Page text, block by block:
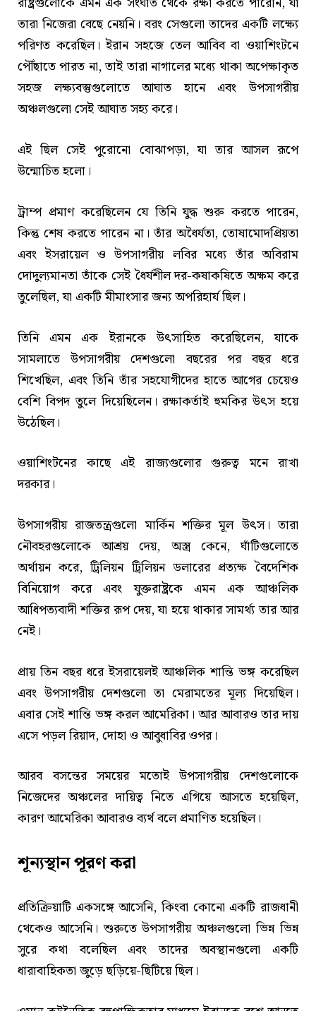
তারা নিজেরা বেছে নেয়নি। বরং সেগুলো তাদের একটি লক্ষ্যে
পরিণত করেছিল। ইরান সহজে তেল আবিব বা ওয়াশিংটনে
পৌঁছাতে পারত না, তাই তারা নাগালের মধ্যে থাকা অপেক্ষাকৃত
সহজ লক্ষ্যবস্তুগুলোতে আঘাত হানে এবং উপসাগরীয়
অঞ্চলগুলো সেই আঘাত সহ্য করে।
এই ছিল সেই পুরোনো বোঝাপড়া, যা তার আসল রূপে
উন্মোচিত হলো।
ট্রাম্প প্রমাণ করেছিলেন যে তিনি যুদ্ধ শুরু করতে পারেন,
কিন্তু শেষ করতে পারেন না। তাঁর অধৈর্যতা, তোষামোদপ্রিয়তা
এবং ইসরায়েল ও উপসাগরীয় লবির মধ্যে তাঁর অবিরাম
দোদুল্যমানতা তাঁকে সেই ধৈর্যশীল দর-কষাকষিতে অক্ষম করে
তুলেছিল, যা একটি মীমাংসার জন্য অপরিহার্য ছিল।
তিনি এমন এক ইরানকে উৎসাহিত করেছিলেন, যাকে
সামলাতে উপসাগরীয় দেশগুলো বছরের পর বছর ধরে
শিখেছিল, এবং তিনি তাঁর সহযোগীদের হাতে আগের চেয়েও
বেশি বিপদ তুলে দিয়েছিলেন। রক্ষাকর্তাই হুমকির উৎস হয়ে
উঠেছিল।
ওয়াশিংটনের কাছে এই রাজ্যগুলোর গুরুত্ব মনে রাখা
দরকার।
উপসাগরীয় রাজতন্ত্রগুলো মার্কিন শক্তির মূল উৎস। তারা
নৌবহরগুলোকে আশ্রয় দেয়, অস্ত্র কেনে, ঘাঁটিগুলোতে
অর্থায়ন করে, ট্রিলিয়ন ট্রিলিয়ন ডলারের প্রত্যক্ষ বৈদেশিক
বিনিয়োগ করে এবং যুক্তরাষ্ট্রকে এমন এক আঞ্চলিক
আধিপত্যবাদী শক্তির রূপ দেয়, যা হয়ে থাকার সামর্থ্য তার আর
নেই।
প্রায় তিন বছর ধরে ইসরায়েলই আঞ্চলিক শান্তি ভঙ্গ করেছিল
এবং উপসাগরীয় দেশগুলো তা মেরামতের মূল্য দিয়েছিল।
এবার সেই শান্তি ভঙ্গ করল আমেরিকা। আর আবারও তার দায়
এসে পড়ল রিয়াদ, দোহা ও আবুধাবির ওপর।
আরব বসন্তের সময়ের মতোই উপসাগরীয় দেশগুলোকে
নিজেদের অঞ্চলের দায়িত্ব নিতে এগিয়ে আসতে হয়েছিল,
কারণ আমেরিকা আবারও ব্যর্থ বলে প্রমাণিত হয়েছিল।
শূন্যস্থান পূরণ করা
প্রতিক্রিয়াটি একসঙ্গে আসেনি, কিংবা কোনো একটি রাজধানী
থেকেও আসেনি। শুরুতে উপসাগরীয় অঞ্চলগুলো ভিন্ন ভিন্ন
সুরে কথা বলেছিল এবং তাদের অবস্থানগুলো একটি
ধারাবাহিকতা জুড়ে ছড়িয়ে-ছিটিয়ে ছিল।